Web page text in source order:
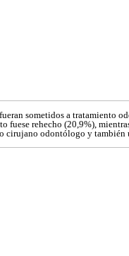
sometidos a tratamiento
rehecho (20,9%),
cirujano odontólogo y también